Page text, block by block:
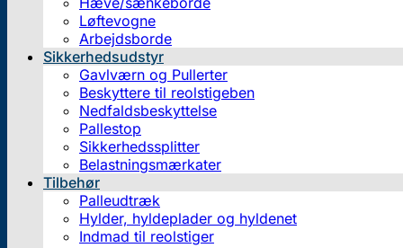
Løftevogne
Arbejdsborde
Sikkerhedsudstyr
Gavlværn og Pullerter
Beskyttere til reolstigeben
Nedfaldsbeskyttelse
Pallestop
Sikkerhedssplitter
Belastningsmærkater
Tilbehør
Palleudtræk
Hylder, hyldeplader og hyldenet
Indmad til reolstiger